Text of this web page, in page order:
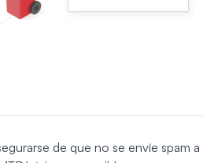
de que no se envíe spam a